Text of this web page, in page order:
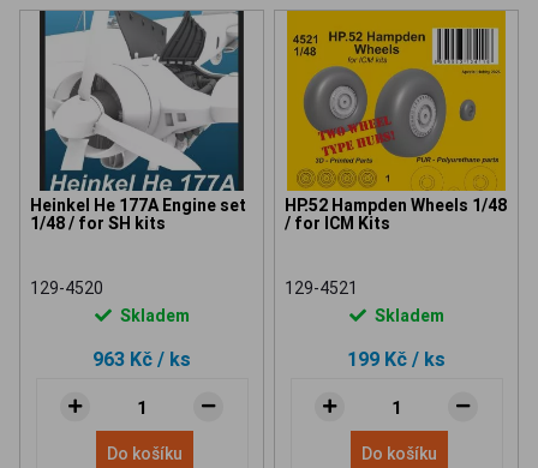
Heinkel He 177A Engine set
1/48 / for SH kits
129-4520
Skladem
963 Kč / ks
Do košíku
HP.52 Hampden Wheels 1/48
/ for ICM Kits
129-4521
Skladem
199 Kč / ks
Do košíku